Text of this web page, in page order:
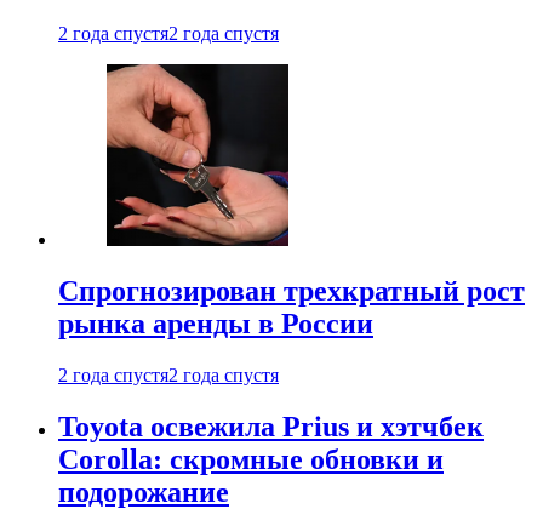
2 года спустя2 года спустя
Спрогнозирован трехкратный рост
рынка аренды в России
2 года спустя2 года спустя
Toyota освежила Prius и хэтчбек
Corolla: скромные обновки и
подорожание